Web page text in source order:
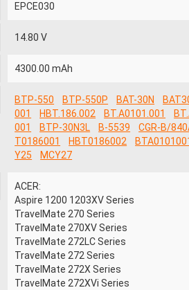
EPCE030
14.80 V
4300.00 mAh
BTP-550 BTP-550P BAT-30N
001
HBT.186.002 BT.A0101.001
001
BTP-30N3L B-5539 CGR-B/
T0186001
HBT0186002
Y25
MCY27
ACER:
Aspire 1200 1203XV Series
TraveIMate 270 Series
TraveIMate 270XV Series
TraveIMate 272LC Series
TraveIMate 272 Series
TraveIMate 272X Series
TraveIMate 272XVi Series